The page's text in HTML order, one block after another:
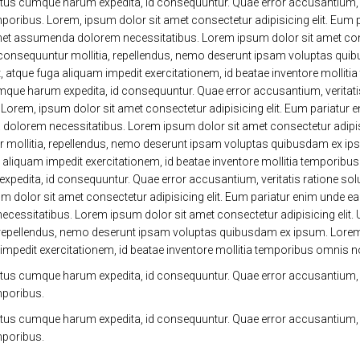
Lorem, ipsum dolor sit amet consectetur adipisicing elit.
assumenda dolorem necessitatibus. Lorem ipsum dolor sit amet
mollitia, repellendus, nemo deserunt ipsam voluptas
fuga aliquam impedit exercitationem, id beatae inventore
harum expedita, id consequuntur. Quae error accusantium,
ipsum dolor sit amet consectetur adipisicing elit. Eum pariatur
necessitatibus. Lorem ipsum dolor sit amet consectetur
repellendus, nemo deserunt ipsam voluptas quibusdam ex
impedit exercitationem, id beatae inventore mollitia
id consequuntur. Quae error accusantium, veritatis ratione
dolor sit amet consectetur adipisicing elit. Eum pariatur enim unde
Lorem ipsum dolor sit amet consectetur adipisicing elit.
nemo deserunt ipsam voluptas quibusdam ex ipsum.
exercitationem, id beatae inventore mollitia temporibus omnis
cumque harum expedita, id consequuntur. Quae error
cumque harum expedita, id consequuntur. Quae error